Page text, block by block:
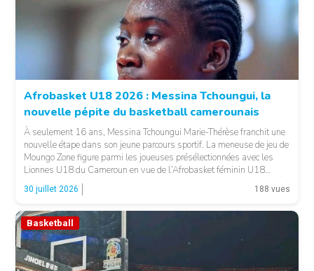
© Basket 237
Afrobasket U18 2026 : Messina Tchoungui, la
nouvelle pépite du basketball camerounais
À seulement 16 ans, Messina Tchoungui Marie-Thérèse franchit une
nouvelle étape dans son jeune parcours sportif. La meneuse de jeu de
Moungo Zone figure parmi les joueuses présélectionnées avec les
Lionnes U18 du Cameroun en vue de l’Afrobasket féminin U18
2026, qui se déroulera à Abidjan, en Côte d’Ivoire. LA SUITE APRÈS
LA PUBLICITÉ […]
30 juillet 2026 188 vues
Basketball